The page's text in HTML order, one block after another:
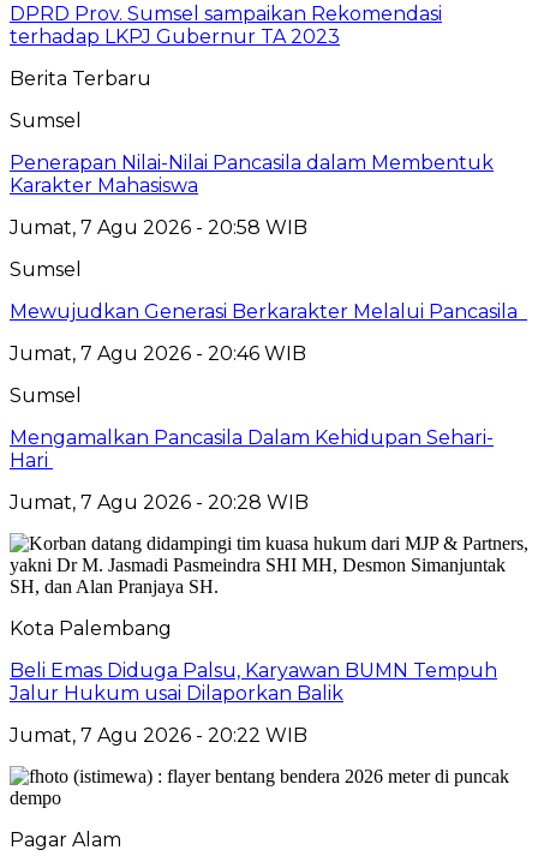
DPRD Prov. Sumsel sampaikan Rekomendasi
terhadap LKPJ Gubernur TA 2023
Berita Terbaru
Sumsel
Penerapan Nilai-Nilai Pancasila dalam Membentuk
Karakter Mahasiswa
Jumat, 7 Agu 2026 - 20:58 WIB
Sumsel
Mewujudkan Generasi Berkarakter Melalui Pancasila
Jumat, 7 Agu 2026 - 20:46 WIB
Sumsel
Mengamalkan Pancasila Dalam Kehidupan Sehari-
Hari
Jumat, 7 Agu 2026 - 20:28 WIB
Kota Palembang
Beli Emas Diduga Palsu, Karyawan BUMN Tempuh
Jalur Hukum usai Dilaporkan Balik
Jumat, 7 Agu 2026 - 20:22 WIB
Pagar Alam